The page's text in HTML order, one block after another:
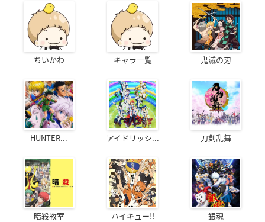
ちいかわ キャラ一覧 鬼滅の刃
HUNTER... アイドリッシ... 刀剣乱舞
暗殺教室 ハイキュー!! 銀魂